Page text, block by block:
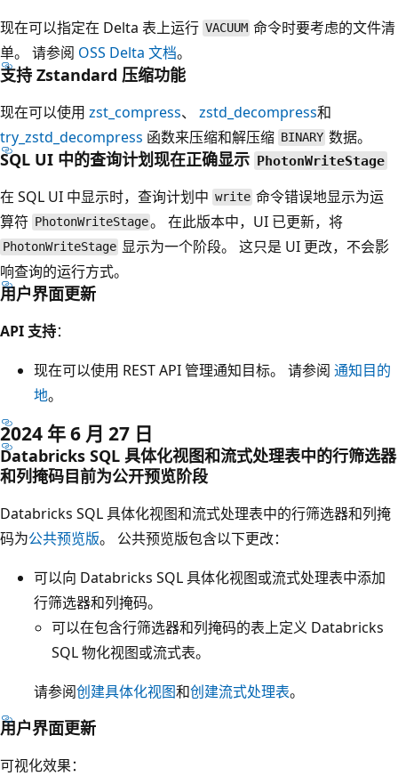
现在可以指定在 Delta 表上运行 VACUUM 命令时要考虑的文件清
单。 请参阅 OSS Delta 文档。
支持 Zstandard 压缩功能
现在可以使用 zst_compress、 zstd_decompress和
try_zstd_decompress 函数来压缩和解压缩 BINARY 数据。
SQL UI 中的查询计划现在正确显示 PhotonWriteStage
在 SQL UI 中显示时，查询计划中 write 命令错误地显示为运
算符 PhotonWriteStage。 在此版本中，UI 已更新，将
PhotonWriteStage 显示为一个阶段。 这只是 UI 更改，不会影
响查询的运行方式。
用户界面更新
API 支持：
现在可以使用 REST API 管理通知目标。 请参阅 通知目的
地。
2024 年 6 月 27 日
Databricks SQL 具体化视图和流式处理表中的行筛选器
和列掩码目前为公开预览阶段
Databricks SQL 具体化视图和流式处理表中的行筛选器和列掩
码为公共预览版。 公共预览版包含以下更改：
可以向 Databricks SQL 具体化视图或流式处理表中添加
行筛选器和列掩码。
可以在包含行筛选器和列掩码的表上定义 Databricks
SQL 物化视图或流式表。
请参阅创建具体化视图和创建流式处理表。
用户界面更新
可视化效果：